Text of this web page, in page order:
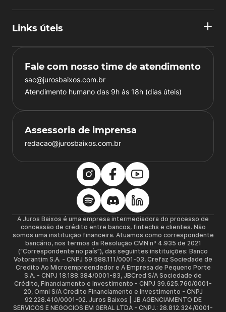
Links úteis
Fale com nosso time de atendimento
sac@jurosbaixos.com.br
Atendimento humano das 9h às 18h (dias úteis)
Assessoria de imprensa
redacao@jurosbaixos.com.br
A Juros Baixos é uma empresa intermediadora do processo de
concessão de crédito entre bancos, fintechs e clientes. Não
somos uma instituição financeira. Atuamos como correspondente
bancário, nos termos da Resolução CMN nº 4.935 de 2021
(“Correspondente no país”), das seguintes instituições: Banco
Votorantim S.A. - CNPJ 59.588.111/0001-03, Crefaz Sociedade de
Credito Ao Microempreendedor e A Empresa de Pequeno Porte
S.A. - CNPJ 18.188.384/0001-83, JBCred S/A Sociedade de
Crédito, Financiamento e Investimento - CNPJ 39.625.760/0001-
20, Omni S/A Credito Financiamento e Investimento - CNPJ
92.228.410/0001-02. Juros Baixos | JB AGENCIAMENTO DE
SERVICOS E NEGOCIOS EM GERAL LTDA - CNPJ.: 28.812.324/0001-